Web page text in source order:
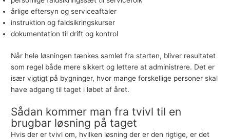
årlige eftersyn og serviceaftaler
instruktion ogfaldsikringskurser
dokumentation til drift og kontrol
Når hele løsningen tænkes samlet fra starten, bliver resultatet
som regel både mere sikkert og lettere at administrere. Det er
især vigtigt på bygninger, hvor mange forskellige personer skal
have adgang til taget i løbet af året.
Sådan kommer man fra tvivl til en
brugbar løsning på taget
Hvis der er tvivl om, hvilken løsning der er den rigtige, er det